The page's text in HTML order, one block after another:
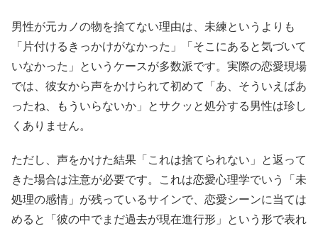
男性が元カノの物を捨てない理由は、未練というよりも
「片付けるきっかけがなかった」「そこにあると気づいて
いなかった」というケースが多数派です。実際の恋愛現場
では、彼女から声をかけられて初めて「あ、そういえばあ
ったね、もういらないか」とサクッと処分する男性は珍し
くありません。
ただし、声をかけた結果「これは捨てられない」と返って
きた場合は注意が必要です。これは恋愛心理学でいう「未
処理の感情」が残っているサインで、恋愛シーンに当ては
めると「彼の中でまだ過去が現在進行形」という形で表れ